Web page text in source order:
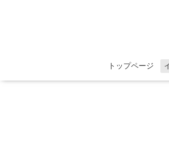
トップページ